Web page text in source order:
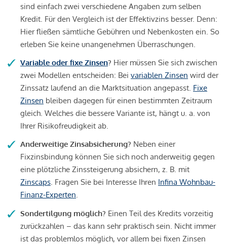
sind einfach zwei verschiedene Angaben zum selben
Kredit. Für den Vergleich ist der Effektivzins besser. Denn:
Hier fließen sämtliche Gebühren und Nebenkosten ein. So
erleben Sie keine unangenehmen Überraschungen.
Variable oder fixe Zinsen? Hier müssen Sie sich zwischen
zwei Modellen entscheiden: Bei variablen Zinsen wird der
Zinssatz laufend an die Marktsituation angepasst. Fixe
Zinsen bleiben dagegen für einen bestimmten Zeitraum
gleich. Welches die bessere Variante ist, hängt u. a. von
Ihrer Risikofreudigkeit ab.
Anderweitige Zinsabsicherung? Neben einer
Fixzinsbindung können Sie sich noch anderweitig gegen
eine plötzliche Zinssteigerung absichern, z. B. mit
Zinscaps. Fragen Sie bei Interesse Ihren Infina Wohnbau-
Finanz-Experten.
Sondertilgung möglich? Einen Teil des Kredits vorzeitig
zurückzahlen – das kann sehr praktisch sein. Nicht immer
ist das problemlos möglich, vor allem bei fixen Zinsen